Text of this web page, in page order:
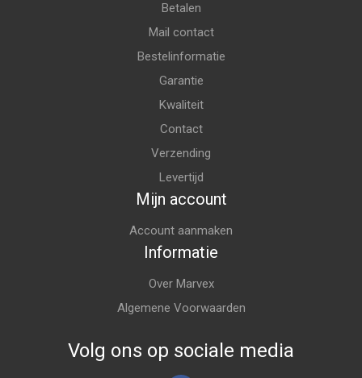
Betalen
Mail contact
Bestelinformatie
Garantie
Kwaliteit
Contact
Verzending
Levertijd
Mijn account
Account aanmaken
Informatie
Over Marvex
Algemene Voorwaarden
Volg ons op sociale media